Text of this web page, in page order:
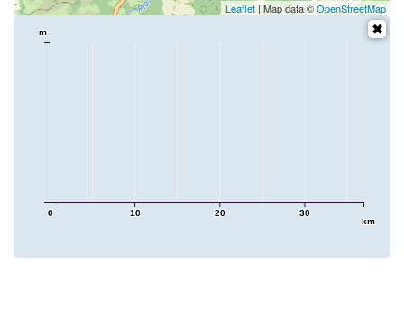
Leaflet | Map data ©OpenStreetMap
0 10 20 30
km
m